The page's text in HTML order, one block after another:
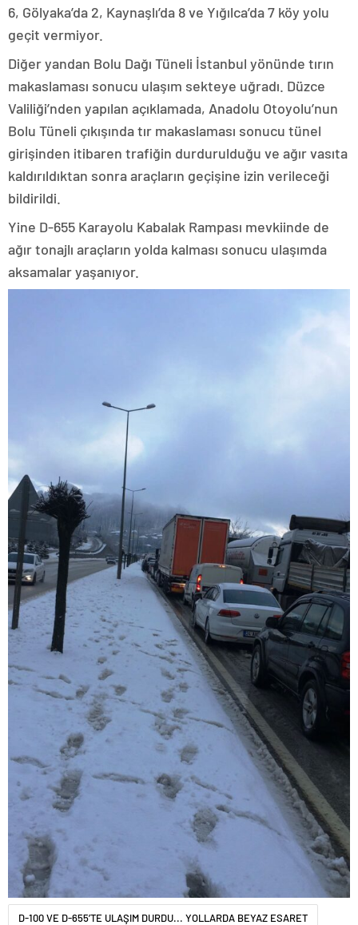
6, Gölyaka’da 2, Kaynaşlı’da 8 ve Yığılca’da 7 köy yolu
geçit vermiyor.
Diğer yandan Bolu Dağı Tüneli İstanbul yönünde tırın
makaslaması sonucu ulaşım sekteye uğradı. Düzce
Valiliği’nden yapılan açıklamada, Anadolu Otoyolu’nun
Bolu Tüneli çıkışında tır makaslaması sonucu tünel
girişinden itibaren trafiğin durdurulduğu ve ağır vasıta
kaldırıldıktan sonra araçların geçişine izin verileceği
bildirildi.
Yine D-655 Karayolu Kabalak Rampası mevkiinde de
ağır tonajlı araçların yolda kalması sonucu ulaşımda
aksamalar yaşanıyor.
D-100 VE D-655’TE ULAŞIM DURDU... YOLLARDA BEYAZ ESARET